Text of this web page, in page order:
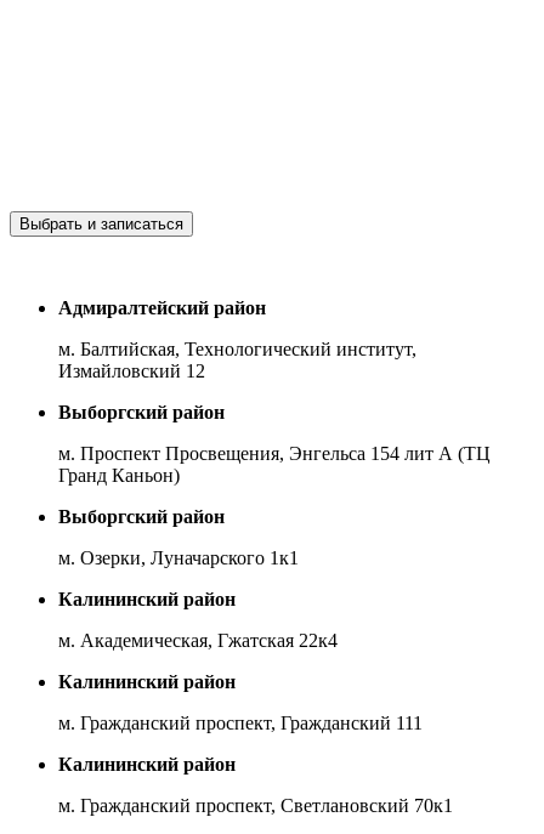
Выбрать и записаться
Адмиралтейский район
м. Балтийская, Технологический институт,
Измайловский 12
Выборгский район
м. Проспект Просвещения, Энгельса 154 лит А (ТЦ
Гранд Каньон)
Выборгский район
м. Озерки, Луначарского 1к1
Калининский район
м. Академическая, Гжатская 22к4
Калининский район
м. Гражданский проспект, Гражданский 111
Калининский район
м. Гражданский проспект, Светлановский 70к1